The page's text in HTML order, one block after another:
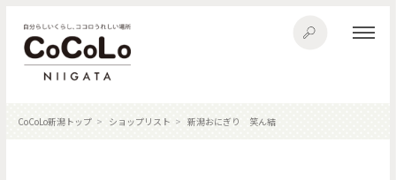
CoCoLo新潟トップ ショップリスト 新潟おにぎり 笑ん結